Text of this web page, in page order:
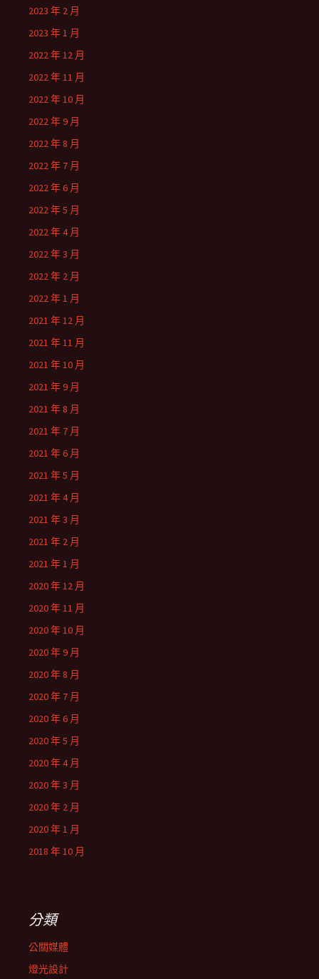
2023 年 2 月
2023 年 1 月
2022 年 12 月
2022 年 11 月
2022 年 10 月
2022 年 9 月
2022 年 8 月
2022 年 7 月
2022 年 6 月
2022 年 5 月
2022 年 4 月
2022 年 3 月
2022 年 2 月
2022 年 1 月
2021 年 12 月
2021 年 11 月
2021 年 10 月
2021 年 9 月
2021 年 8 月
2021 年 7 月
2021 年 6 月
2021 年 5 月
2021 年 4 月
2021 年 3 月
2021 年 2 月
2021 年 1 月
2020 年 12 月
2020 年 11 月
2020 年 10 月
2020 年 9 月
2020 年 8 月
2020 年 7 月
2020 年 6 月
2020 年 5 月
2020 年 4 月
2020 年 3 月
2020 年 2 月
2020 年 1 月
2018 年 10 月
分類
公關媒體
燈光設計